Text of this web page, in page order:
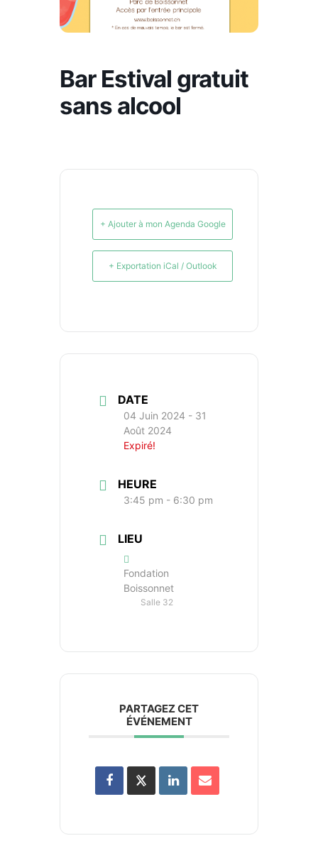
Bar Estival gratuit
sans alcool
+ Ajouter à mon Agenda Google
+ Exportation iCal / Outlook
DATE
04 Juin 2024 - 31
Août 2024
Expiré!
HEURE
3:45 pm - 6:30 pm
LIEU
Fondation
Boissonnet
Salle 32
PARTAGEZ CET
ÉVÉNEMENT